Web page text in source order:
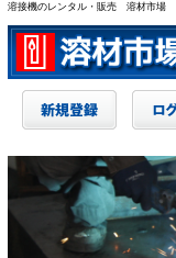
溶接機のレンタル・販売 溶材市場